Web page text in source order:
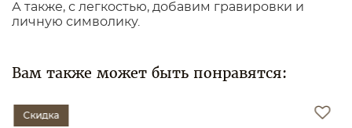
А также, с легкостью, добавим гравировки и
личную символику.
Вам также может быть понравятся:
Скидка